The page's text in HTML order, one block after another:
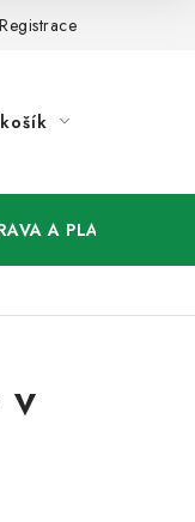
Registrace
A PLATBA
v